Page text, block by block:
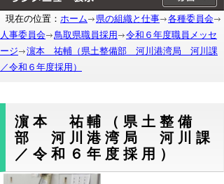
現在の位置： ホーム 県の組織と仕事
各種委員会
人事委員会
鳥取県職員採用
令和６年度職員メッセ
ージ
濵本 祐輔（県土整備部 河川港湾局 河川課
／令和６年度採用）
濵本 祐輔（県土整備
部 河川港湾局 河川課
／令和６年度採用）